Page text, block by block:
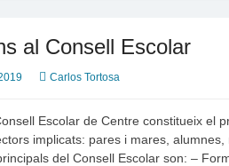
al Consell Escolar
Carlos Tortosa
Escolar de Centre constitueix el
implicats: pares i mares,
del Consell Escolar son: –